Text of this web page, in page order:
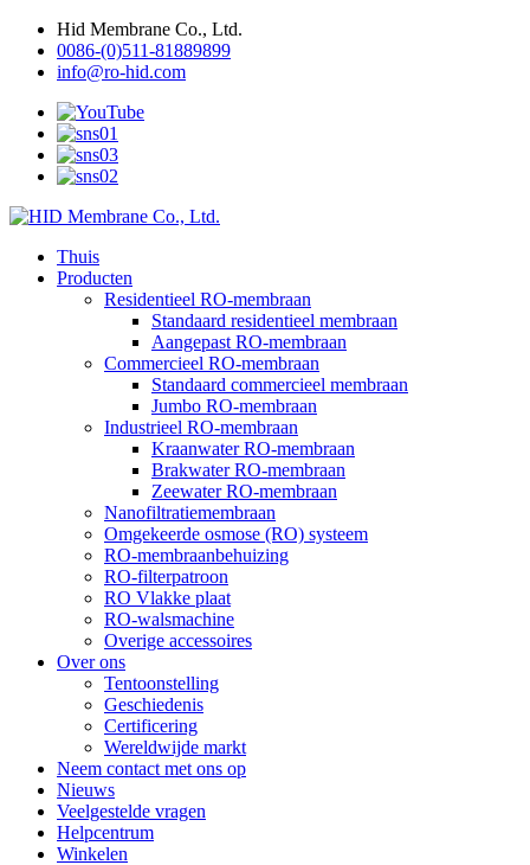
Hid Membrane Co., Ltd.
0086-(0)511-81889899
info@ro-hid.com
Thuis
Producten
Residentieel RO-membraan
Standaard residentieel membraan
Aangepast RO-membraan
Commercieel RO-membraan
Standaard commercieel membraan
Jumbo RO-membraan
Industrieel RO-membraan
Kraanwater RO-membraan
Brakwater RO-membraan
Zeewater RO-membraan
Nanofiltratiemembraan
Omgekeerde osmose (RO) systeem
RO-membraanbehuizing
RO-filterpatroon
RO Vlakke plaat
RO-walsmachine
Overige accessoires
Over ons
Tentoonstelling
Geschiedenis
Certificering
Wereldwijde markt
Neem contact met ons op
Nieuws
Veelgestelde vragen
Helpcentrum
Winkelen